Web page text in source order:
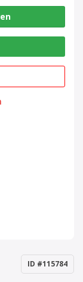
ID #115784